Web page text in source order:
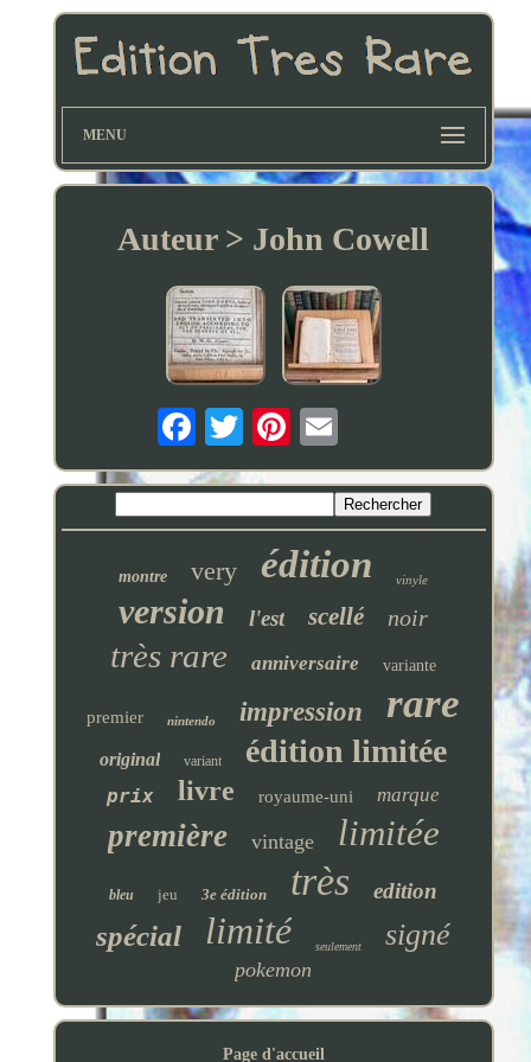
MENU
Auteur > John Cowell
montre very édition vinyle
version l'est scellé noir
très rare anniversaire variante
premier nintendo impression rare
original variant édition limitée
prix livre royaume-uni marque
première vintage limitée
bleu jeu 3e édition très edition
spécial limité seulement signé
pokemon
Page d'accueil